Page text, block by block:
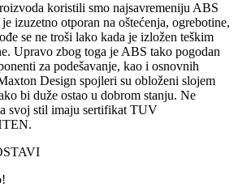
koristili smo najsavremeniju ABS
izuzetno otporan na oštećenja, ogrebotine,
se ne troši lako kada je izložen teškim
Upravo zbog toga je ABS tako pogodan
za podešavanje, kao i osnovnih
Design spojleri su obloženi slojem
bi duže ostao u dobrom stanju. Ne
svoj stil imaju sertifikat TUV